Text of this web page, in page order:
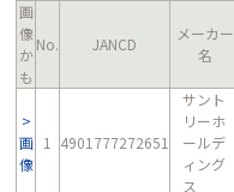
画
像
か
も
No. JANCD
メーカー
名
画
像
1 4901777272651
サント
リーホ
ールデ
ィング
ス